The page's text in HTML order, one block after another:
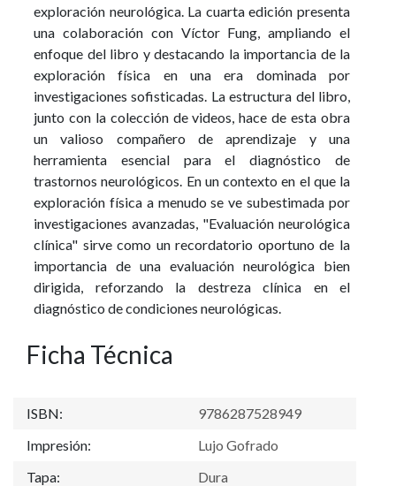
exploración neurológica. La cuarta edición presenta
una colaboración con Víctor Fung, ampliando el
enfoque del libro y destacando la importancia de la
exploración física en una era dominada por
investigaciones sofisticadas. La estructura del libro,
junto con la colección de videos, hace de esta obra
un valioso compañero de aprendizaje y una
herramienta esencial para el diagnóstico de
trastornos neurológicos. En un contexto en el que la
exploración física a menudo se ve subestimada por
investigaciones avanzadas, "Evaluación neurológica
clínica" sirve como un recordatorio oportuno de la
importancia de una evaluación neurológica bien
dirigida, reforzando la destreza clínica en el
diagnóstico de condiciones neurológicas.
Ficha Técnica
ISBN:
9786287528949
Impresión:
Lujo Gofrado
Tapa:
Dura